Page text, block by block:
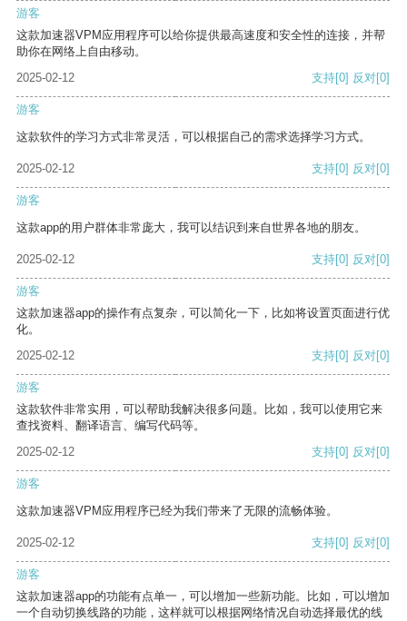
游客
这款加速器VPM应用程序可以给你提供最高速度和安全性的连接，并帮
助你在网络上自由移动。
2025-02-12
支持[0] 反对[0]
游客
这款软件的学习方式非常灵活，可以根据自己的需求选择学习方式。
2025-02-12 支持[0] 反对[0]
游客
这款app的用户群体非常庞大，我可以结识到来自世界各地的朋友。
2025-02-12 支持[0] 反对[0]
游客
这款加速器app的操作有点复杂，可以简化一下，比如将设置页面进行优
化。
2025-02-12
支持[0] 反对[0]
游客
这款软件非常实用，可以帮助我解决很多问题。比如，我可以使用它来
查找资料、翻译语言、编写代码等。
2025-02-12
支持[0] 反对[0]
游客
这款加速器VPM应用程序已经为我们带来了无限的流畅体验。
2025-02-12 支持[0] 反对[0]
游客
这款加速器app的功能有点单一，可以增加一些新功能。比如，可以增加
一个自动切换线路的功能，这样就可以根据网络情况自动选择最优的线